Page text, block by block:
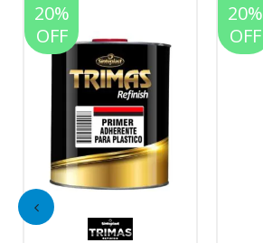
20%
OFF
20%
OFF